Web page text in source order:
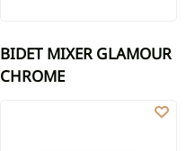
BIDET MIXER GLAMOUR
CHROME
BIDET MIXER GLAMOUR BLACK